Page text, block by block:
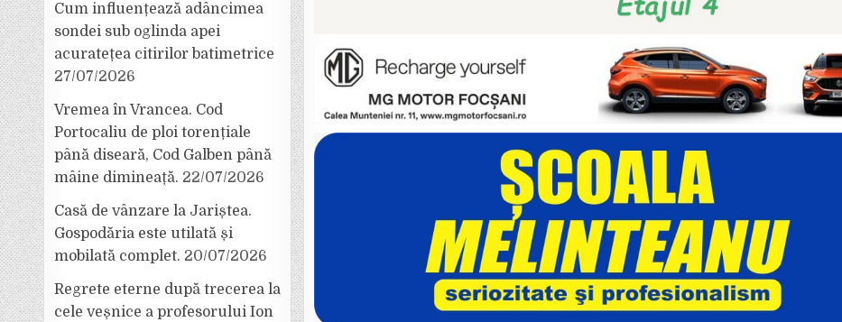
Cum influențează adâncimea
sondei sub oglinda apei
acuratețea citirilor batimetrice
27/07/2026
Vremea în Vrancea. Cod
Portocaliu de ploi torențiale
până diseară, Cod Galben până
mâine dimineață. 22/07/2026
Casă de vânzare la Jariștea.
Gospodăria este utilată și
mobilată complet. 20/07/2026
Regrete eterne după trecerea la
cele veșnice a profesorului Ion